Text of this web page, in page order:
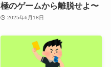
極のゲームから離脱せよ〜
2025年6月18日